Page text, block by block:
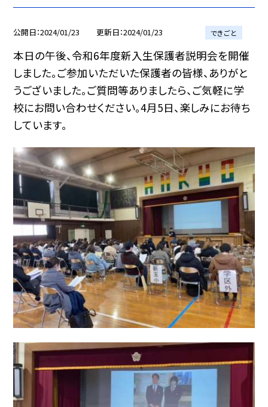
公開日 2024/01/23 更新日 2024/01/23 できごと
本日の午後、令和6年度新入生保護者説明会を開催
しました。ご参加いただいた保護者の皆様、ありがと
うございました。ご質問等ありましたら、ご気軽に学
校にお問い合わせください。4月5日、楽しみにお待ち
しています。